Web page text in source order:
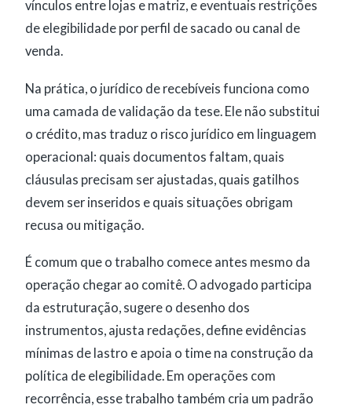
vínculos entre lojas e matriz, e eventuais restrições
de elegibilidade por perfil de sacado ou canal de
venda.
Na prática, o jurídico de recebíveis funciona como
uma camada de validação da tese. Ele não substitui
o crédito, mas traduz o risco jurídico em linguagem
operacional: quais documentos faltam, quais
cláusulas precisam ser ajustadas, quais gatilhos
devem ser inseridos e quais situações obrigam
recusa ou mitigação.
É comum que o trabalho comece antes mesmo da
operação chegar ao comitê. O advogado participa
da estruturação, sugere o desenho dos
instrumentos, ajusta redações, define evidências
mínimas de lastro e apoia o time na construção da
política de elegibilidade. Em operações com
recorrência, esse trabalho também cria um padrão